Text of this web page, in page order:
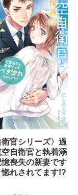
衛官シリーズ〉過
自衛官と執着溺
喪失の新妻です
れされてます!?